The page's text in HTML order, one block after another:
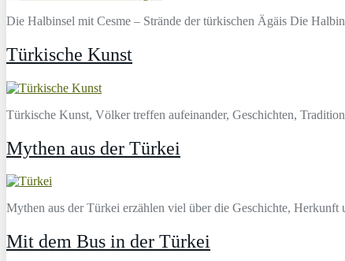
Die Halbinsel mit Cesme – Strände der türkischen Ägäis Die
Türkische Kunst
Türkische Kunst, Völker treffen aufeinander, Geschichten,
Mythen aus der Türkei
Mythen aus der Türkei erzählen viel über die Geschichte,
Mit dem Bus in der Türkei